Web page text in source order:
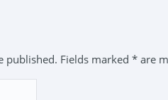
published. Fields marked * are